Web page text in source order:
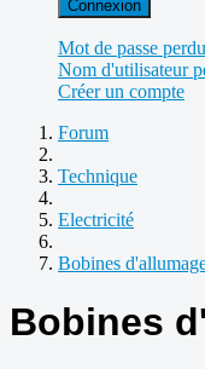
Connexion
Mot de passe
Nom d'utilisateur
Créer un compte
Forum
Technique
Electricité
Bobines
Bobines